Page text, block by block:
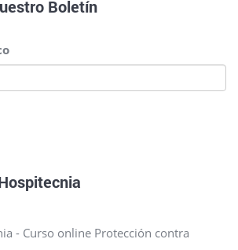
Boletín
- Curso online Protección contra